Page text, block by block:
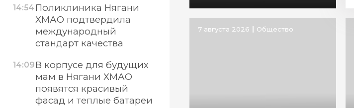
14:54 Поликлиника Нягани
ХМАО подтвердила
международный
стандарт качества
14:09В корпусе для будущих
мам в Нягани ХМАО
появятся красивый
фасад и теплые батареи
7 августа 2026 Общество